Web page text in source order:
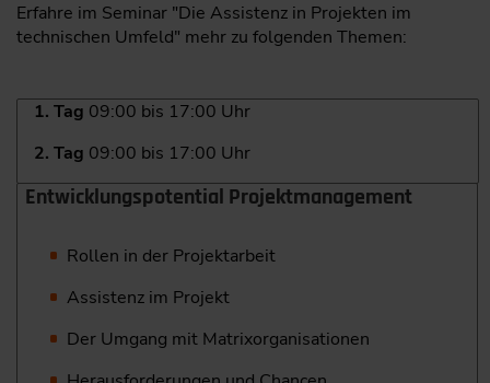
Erfahre im Seminar "Die Assistenz in Projekten im
technischen Umfeld" mehr zu folgenden Themen:
1. Tag 09:00 bis 17:00 Uhr
2. Tag 09:00 bis 17:00 Uhr
Entwicklungspotential Projektmanagement
Rollen in der Projektarbeit
Assistenz im Projekt
Der Umgang mit Matrixorganisationen